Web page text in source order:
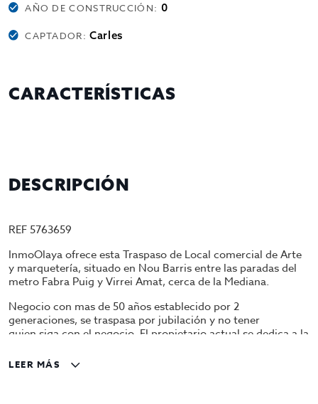
AÑO DE CONSTRUCCIÓN: 0
CAPTADOR:Carles
CARACTERÍSTICAS
DESCRIPCIÓN
REF 5763659
InmoOlaya ofrece esta Traspaso de Local comercial de Arte
y marquetería, situado en Nou Barris entre las paradas del
metro Fabra Puig y Virrei Amat, cerca de la Mediana.
Negocio con mas de 50 años establecido por 2
generaciones, se traspasa por jubilación y no tener
quien siga con el negocio. El propietario actual se dedica a la
cartera a grandes clientes del gremio. Actualmente tiene
LEER MÁS